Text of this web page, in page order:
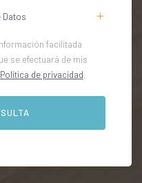
Datos
facilitada
se efectuará de mis
Política de privacidad.